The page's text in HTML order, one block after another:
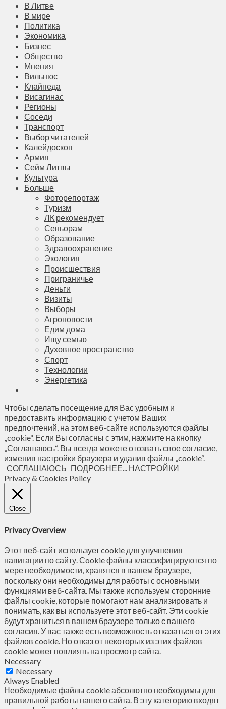
В Литве
В мире
Политика
Экономика
Бизнес
Общество
Мнения
Вильнюс
Клайпеда
Висагинас
Регионы
Соседи
Транспорт
Выбор читателей
Калейдоскоп
Армия
Сейм Литвы
Культура
Больше
Фоторепортаж
Туризм
ЛК рекомендует
Сеньорам
Образование
Здравоохранение
Экология
Происшествия
Приграничье
Деньги
Визиты
Выборы
Агроновости
Едим дома
Ищу семью
Духовное пространство
Спорт
Технологии
Энергетика
Чтобы сделать посещение для Вас удобным и
предоставить информацию с учетом Ваших
предпочтений, на этом веб-сайте используются файлы
„cookie“. Если Вы согласны с этим, нажмите на кнопку
„Соглашаюсь“. Вы всегда можете отозвать свое согласие,
изменив настройки браузера и удалив файлы „cookie“.
СОГЛАШАЮСЬ ПОДРОБНЕЕ... НАСТРОЙКИ
Privacy & Cookies Policy
Close
Privacy Overview
Этот веб-сайт использует cookie для улучшения
навигации по сайту. Сookie файлы классифицируются по
мере необходимости, хранятся в вашем браузере,
поскольку они необходимы для работы с основными
функциями веб-сайта. Мы также используем сторонние
файлы cookie, которые помогают нам анализировать и
понимать, как вы используете этот веб-сайт. Эти cookie
будут храниться в вашем браузере только с вашего
согласия. У вас также есть возможность отказаться от этих
файлов cookie. Но отказ от некоторых из этих файлов
cookie может повлиять на просмотр сайта.
Necessary
Necessary
Always Enabled
Необходимые файлы cookie абсолютно необходимы для
правильной работы нашего сайта. В эту категорию входят